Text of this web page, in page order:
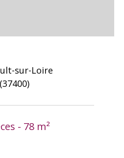
sur-Loire
(37400)
- 78 m²